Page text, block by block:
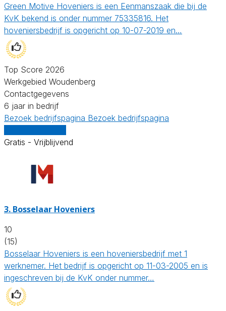
Green Motive Hoveniers is een Eenmanszaak die bij de
KvK bekend is onder nummer 75335816. Het
hoveniersbedrijf is opgericht op 10-07-2019 en…
Top Score 2026
Werkgebied Woudenberg
Contactgegevens
6 jaar in bedrijf
Bezoek bedrijfspagina Bezoek bedrijfspagina
Gratis - Vrijblijvend
3. Bosselaar Hoveniers
10
(15)
Bosselaar Hoveniers is een hoveniersbedrijf met 1
werknemer. Het bedrijf is opgericht op 11-03-2005 en is
ingeschreven bij de KvK onder nummer…